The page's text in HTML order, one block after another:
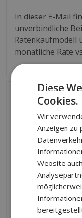
In dieser E-Mail
unverbindliche
Ratenkaufmodell
monatliche Rate
Vertrag
Ihren Antrag
können Sie über
Link abschließen.
unseren
Diese
Cookies.
Wir
Anzeigen zu
Website